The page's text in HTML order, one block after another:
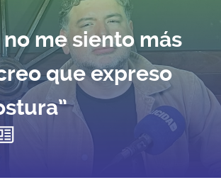
no me siento más
que expreso